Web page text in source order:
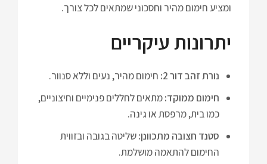
ומציע חימום מהיר וחסכוני שמתאים לכל צורך.
יתרונות עיקריים
נורת זהב דור 2:
חימום מהיר, נעים וללא סנוור.
חימום ממוקד:מתאים לחללים פנימיים וחיצוניים,
כמו בית, מרפסת או גינה.
סטנד חצובה מתכוונן:שליטה בגובה ובזווית
החימום להתאמה מושלמת.